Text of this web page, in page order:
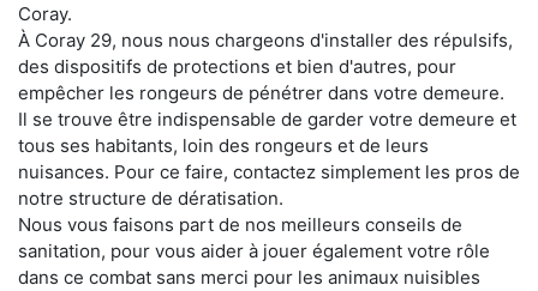
Coray.
À Coray 29, nous nous chargeons d'installer des répulsifs,
des dispositifs de protections et bien d'autres, pour
empêcher les rongeurs de pénétrer dans votre demeure.
Il se trouve être indispensable de garder votre demeure et
tous ses habitants, loin des rongeurs et de leurs
nuisances. Pour ce faire, contactez simplement les pros de
notre structure de dératisation.
Nous vous faisons part de nos meilleurs conseils de
sanitation, pour vous aider à jouer également votre rôle
dans ce combat sans merci pour les animaux nuisibles